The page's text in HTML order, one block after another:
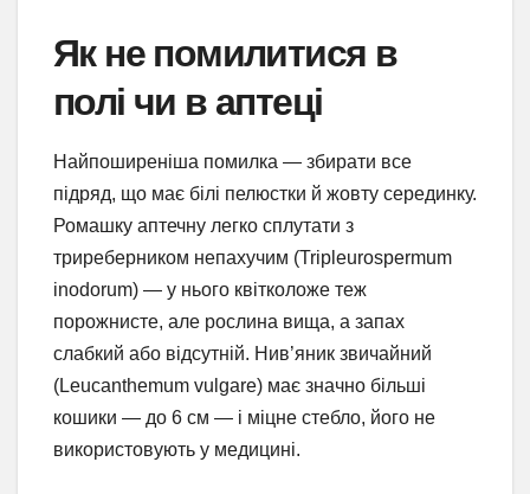
Як не помилитися в
полі чи в аптеці
Найпоширеніша помилка — збирати все
підряд, що має білі пелюстки й жовту серединку.
Ромашку аптечну легко сплутати з
триреберником непахучим (Tripleurospermum
inodorum) — у нього квітколоже теж
порожнисте, але рослина вища, а запах
слабкий або відсутній. Нив’яник звичайний
(Leucanthemum vulgare) має значно більші
кошики — до 6 см — і міцне стебло, його не
використовують у медицині.